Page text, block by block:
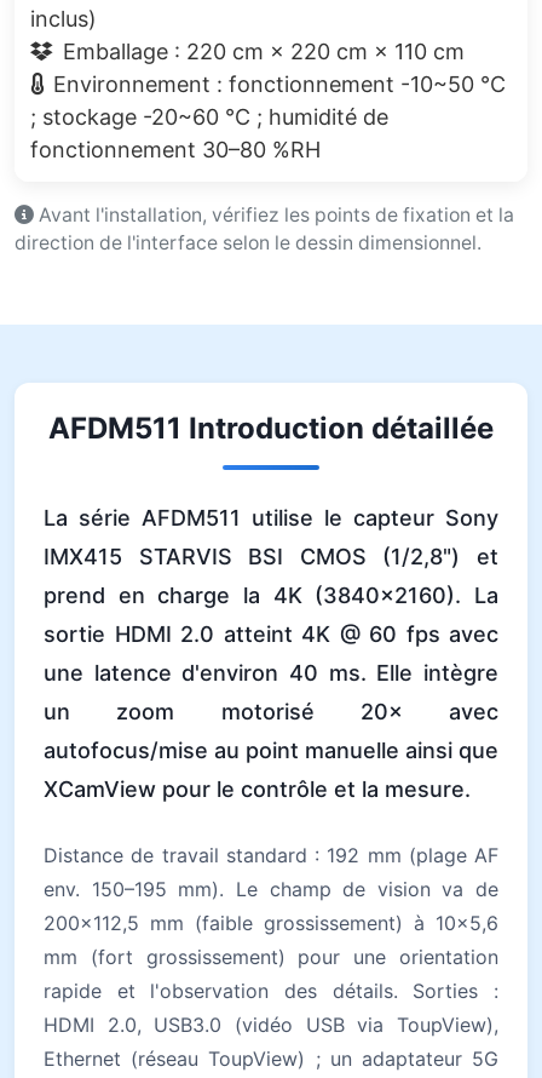
inclus)
Emballage : 220 cm × 220 cm × 110 cm
Environnement : fonctionnement -10~50 °C
; stockage -20~60 °C ; humidité de
fonctionnement 30–80 %RH
Avant l'installation, vérifiez les points de fixation et la
direction de l'interface selon le dessin dimensionnel.
AFDM511 Introduction détaillée
La série AFDM511 utilise le capteur Sony
IMX415 STARVIS BSI CMOS (1/2,8") et
prend en charge la 4K (3840×2160). La
sortie HDMI 2.0 atteint 4K @ 60 fps avec
une latence d'environ 40 ms. Elle intègre
un zoom motorisé 20× avec
autofocus/mise au point manuelle ainsi que
XCamView pour le contrôle et la mesure.
Distance de travail standard : 192 mm (plage AF
env. 150–195 mm). Le champ de vision va de
200×112,5 mm (faible grossissement) à 10×5,6
mm (fort grossissement) pour une orientation
rapide et l'observation des détails. Sorties :
HDMI 2.0, USB3.0 (vidéo USB via ToupView),
Ethernet (réseau ToupView) ; un adaptateur 5G